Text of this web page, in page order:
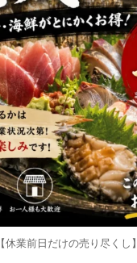
【休業前日だけの売り尽くし】